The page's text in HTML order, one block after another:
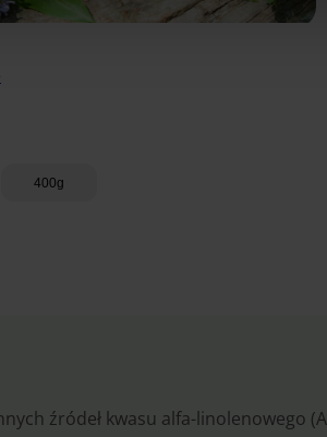
400g
źródeł kwasu alfa-linolenowego